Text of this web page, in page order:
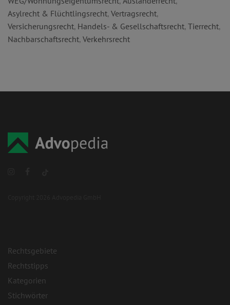
Asylrecht & Flüchtlingsrecht, Vertragsrecht,
Versicherungsrecht, Handels- & Gesellschaftsrecht, Tierrecht,
Nachbarschaftsrecht, Verkehrsrecht
Rechtsgebiete
Rechtstipps
Kategorien
Stichwörter